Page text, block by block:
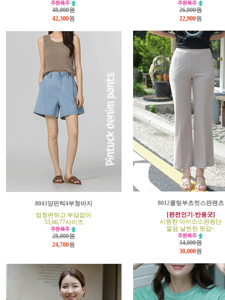
48,000원
42,300원
26,000원
22,900원
8043양핀턱4부청바지
엄청편하고 부담없이
55,66,77사이즈
28,000원
24,700원
8012쿨링부츠컷스판팬츠
[완전인기-반응굿]
시원한 아이스스판원단
깔끔 날씬한 핏감~
34,000원
30,000원